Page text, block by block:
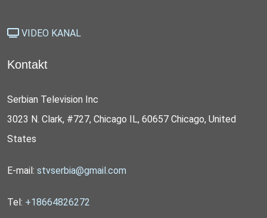
VIDEO KANAL
Kontakt
Serbian Television Inc
3023 N. Clark, #727, Chicago IL, 60657 Chicago, United
States
E-mail: stvserbia@gmail.com
Tel: +18664826272